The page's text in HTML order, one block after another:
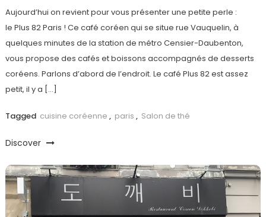
Aujourd’hui on revient pour vous présenter une petite perle :
le Plus 82 Paris ! Ce café coréen qui se situe rue Vauquelin, à
quelques minutes de la station de métro Censier-Daubenton,
vous propose des cafés et boissons accompagnés de desserts
coréens. Parlons d’abord de l’endroit. Le café Plus 82 est assez
petit, il y a […]
Tagged cuisine coréenne , paris , Salon de thé
Discover